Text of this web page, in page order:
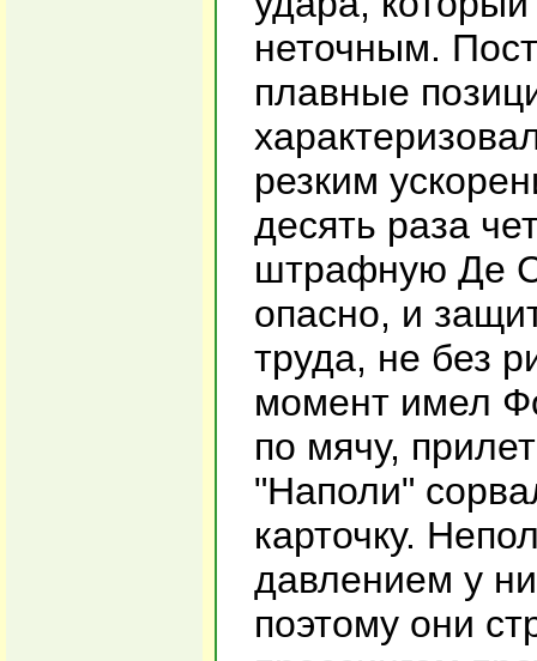
неточным.
плавные
резким
десять раза
штрафную Де
опасно, и
труда, не без
момент имел
по мячу,
"Наполи"
карточку.
давлением у
поэтому они